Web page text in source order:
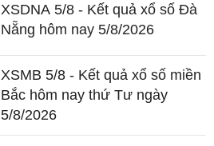
XSDNA 5/8 - Kết quả xổ số Đà
Nẵng hôm nay 5/8/2026
XSMB 5/8 - Kết quả xổ số miền
Bắc hôm nay thứ Tư ngày
5/8/2026